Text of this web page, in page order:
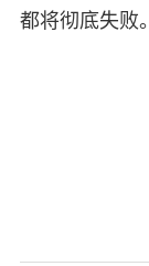
都将彻底失败。